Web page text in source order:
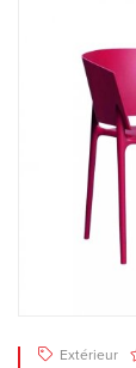
Extérieur